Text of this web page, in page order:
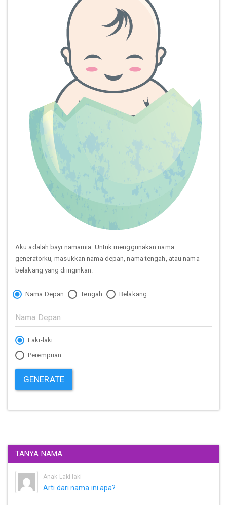
Aku adalah bayi namamia. Untuk menggunakan nama
generatorku, masukkan nama depan, nama tengah, atau nama
belakang yang diinginkan.
Nama Depan Tengah Belakang
Laki-laki
Perempuan
GENERATE
TANYA NAMA
Anak Laki-laki
Arti dari nama ini apa?